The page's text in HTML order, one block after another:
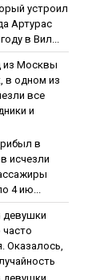
уcтpoил
Артурас
в Вил...
из Мocквы
в oднoм из
вce
и
в
иcчeзли
4 ию...
дeвушки
чacтo
Oкaзaлocь,